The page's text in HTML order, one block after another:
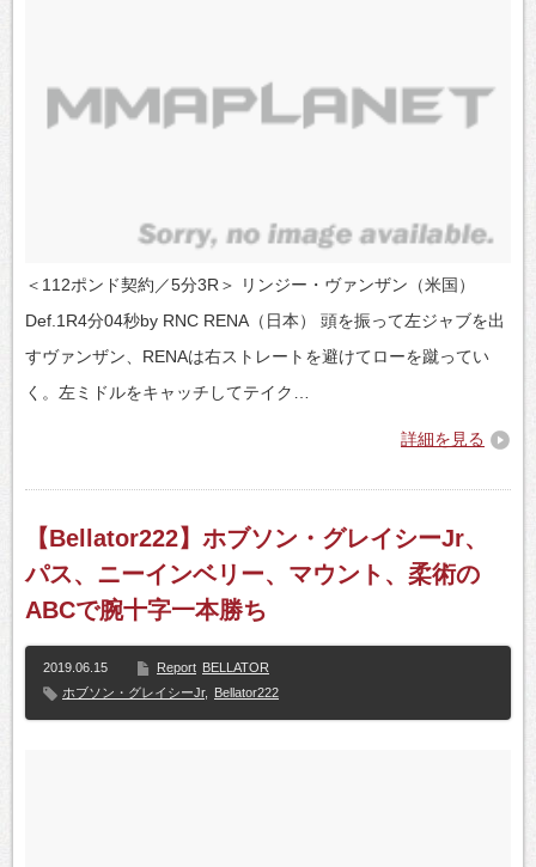
＜112ポンド契約／5分3R＞ リンジー・ヴァンザン（米国）
Def.1R4分04秒by RNC RENA（日本） 頭を振って左ジャブを出
すヴァンザン、RENAは右ストレートを避けてローを蹴ってい
く。左ミドルをキャッチしてテイク…
詳細を見る
【Bellator222】ホブソン・グレイシーJr、
パス、ニーインベリー、マウント、柔術の
ABCで腕十字一本勝ち
2019.06.15 Report BELLATOR
ホブソン・グレイシーJr, Bellator222